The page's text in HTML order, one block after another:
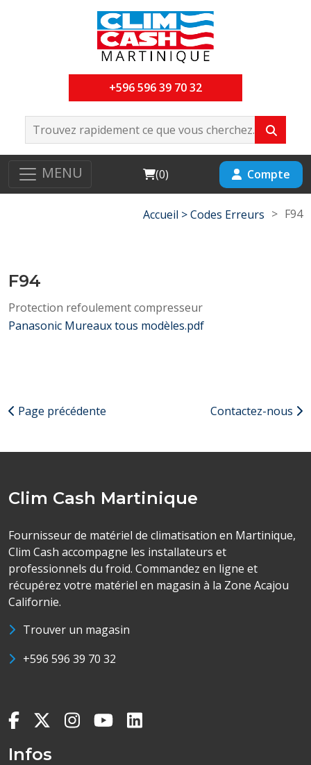
+596 596 39 70 32
MENU Cart
(0) Compte
Accueil >Codes Erreurs > F94
F94
Protection refoulement compresseur
Panasonic Mureaux tous modèles.pdf
Page précédente Contactez-nous
Clim Cash Martinique
Fournisseur de matériel de climatisation en Martinique,
Clim Cash accompagne les installateurs et
professionnels du froid. Commandez en ligne et
récupérez votre matériel en magasin à la Zone Acajou
Californie.
Trouver un magasin
+596 596 39 70 32
Infos